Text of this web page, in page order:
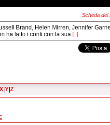
Scheda del
Brand, Helen Mirren, Jennifer
ha fatto i conti con la sua [..]
X|Y|Z